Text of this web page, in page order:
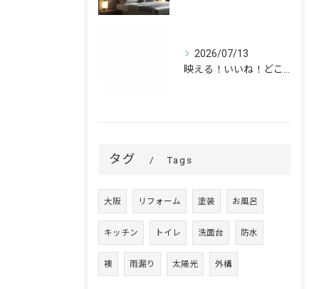
2026/07/13
タグ Tags
大阪 リフォーム 塗装 お風呂
キッチン トイレ 洗面台 防水
襖 雨漏り 太陽光 外構